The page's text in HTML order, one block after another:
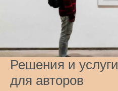
Решения и услуги
для авторов